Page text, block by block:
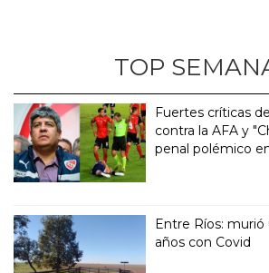
TOP
Fuertes críticas
contra la AFA y
penal polémico
Entre Ríos:
años con Covid